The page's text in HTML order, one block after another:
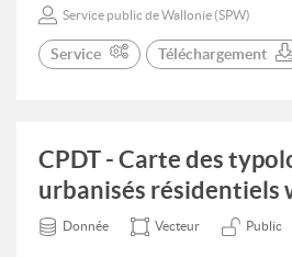
Service public de Wallonie (SPW)
Service Téléchargement
CPDT - Carte des
urbanisés résidentiels
Donnée Vecteur Public